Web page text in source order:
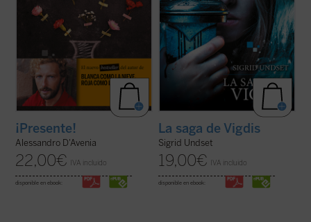
¡Presente!
Alessandro D'Avenia
22,00€ IVA incluido
disponible en ebook:
La saga de Vigdis
Sigrid Undset
19,00€ IVA incluido
disponible en ebook: